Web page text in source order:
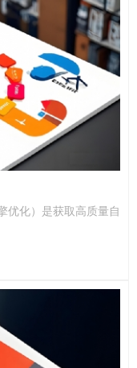
优化）是获取高质量自